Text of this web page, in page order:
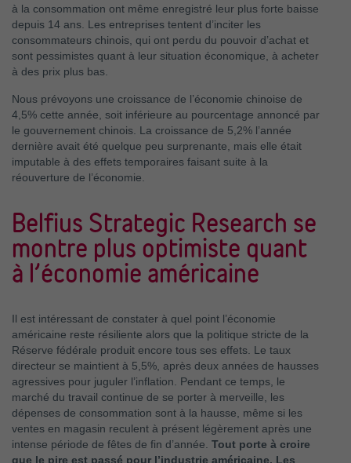
à la consommation ont même enregistré leur plus forte baisse
depuis 14 ans. Les entreprises tentent d’inciter les
consommateurs chinois, qui ont perdu du pouvoir d’achat et
sont pessimistes quant à leur situation économique, à acheter
à des prix plus bas.
Nous prévoyons une croissance de l’économie chinoise de
4,5% cette année, soit inférieure au pourcentage annoncé par
le gouvernement chinois. La croissance de 5,2% l’année
dernière avait été quelque peu surprenante, mais elle était
imputable à des effets temporaires faisant suite à la
réouverture de l’économie.
Belfius Strategic Research se
montre plus optimiste quant
à l’économie américaine
Il est intéressant de constater à quel point l’économie
américaine reste résiliente alors que la politique stricte de la
Réserve fédérale produit encore tous ses effets. Le taux
directeur se maintient à 5,5%, après deux années de hausses
agressives pour juguler l’inflation. Pendant ce temps, le
marché du travail continue de se porter à merveille, les
dépenses de consommation sont à la hausse, même si les
ventes en magasin reculent à présent légèrement après une
intense période de fêtes de fin d’année. Tout porte à croire
que le pire est passé pour l’industrie américaine. Les